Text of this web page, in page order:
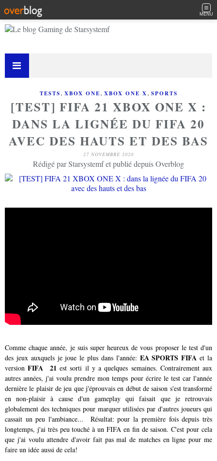
MENU
TESTS, XBOX ONE, XBOX ONE X, SPORTS
[TEST] FIFA 21 XBOX ONE X :
DANS LA LIGNÉE DU FIFA 20
AVEC DES HAUTS ET DES BAS
27 NOVEMBRE 2020
Rédigé par Starsystemf et publié depuis Overblog
Comme chaque année, je suis super heureux de vous proposer le test d'un
des jeux auxquels je joue le plus dans l'année: EA SPORTS FIFA et la
versionFIFA 21 est sorti il y a quelques semaines. Contrairement aux
autres années, j'ai voulu prendre mon temps pour écrire le test car l'année
dernière le plaisir de jeu que j'éprouvais en début de saison s'est transformé
en non-plaisir à cause d'un gameplay qui faisait que je retrouvais
globalement des techniques pour marquer utilisées par d'autres joueurs qui
cassait un peu l'ambiance... Résultat: pour la première fois depuis très
longtemps, j'ai très peu touché à un FIFA en fin de saison. C'est pour cela
que j'ai voulu attendre d'avoir fait pas mal de matches en ligne pour me
faire un idée aussi de cela!